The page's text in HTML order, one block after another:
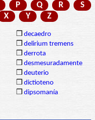
P Q R
S
X Y Z
❒ decaedro
❒ delirium tremens
❒ derrota
❒ desmesuradamente
❒ deuterio
❒ dictioteno
❒ dipsomanía